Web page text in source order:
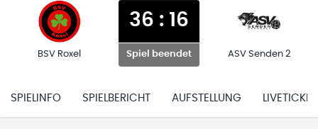
BSV Roxel
36 : 16
Spiel beendet ASV Senden 2
SPIELINFO SPIELBERICHT AUFSTELLUNG LIVETICKER